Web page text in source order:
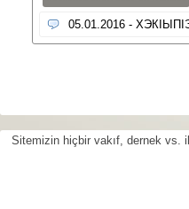
05.01.2016 -
Sitemizin hiçbir vakıf, dernek vs.